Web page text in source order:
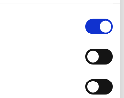
des guides de kayak de mer
de qualité.
en kayak de mer sur la
ceux qui souhaitent allier